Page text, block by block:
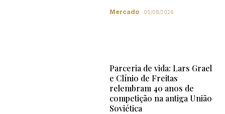
Mercado 05/08/2026
Parceria de vida: Lars Grael
e Clínio de Freitas
relembram 40 anos de
competição na antiga União
Soviética